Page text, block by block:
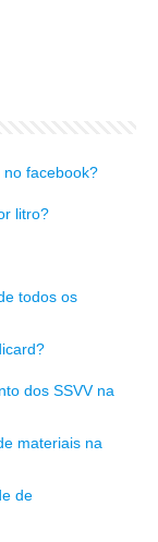
facebook?
litro?
todos os
dos SSVV na
materiais na
de